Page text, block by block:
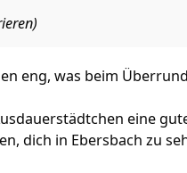
eng, was beim
eine
dich in Ebersbach zu